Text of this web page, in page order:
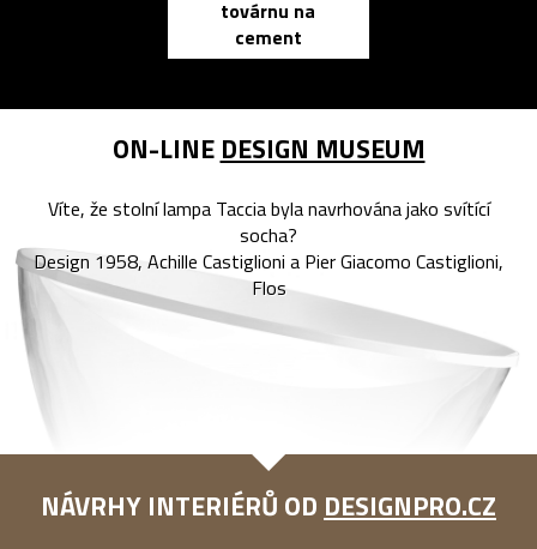
továrnu na
cement
ON-LINE DESIGN MUSEUM
Víte, že stolní lampa Taccia byla navrhována jako svítící
socha?
Design 1958, Achille Castiglioni a Pier Giacomo Castiglioni,
Flos
NÁVRHY INTERIÉRŮ OD DESIGNPRO.CZ